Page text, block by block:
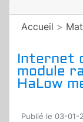
Accueil >
Internet
module
HaLow
Publié le 03-01-